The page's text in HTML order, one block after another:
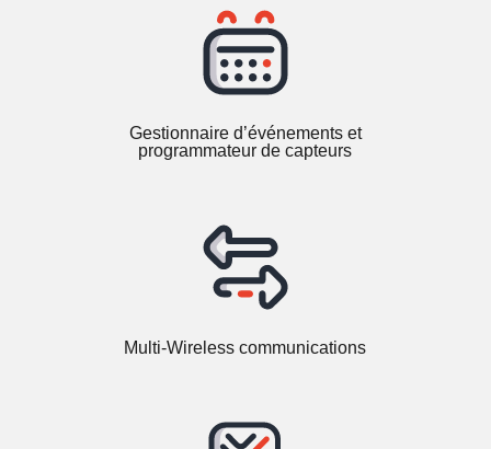
Gestionnaire d’événements et
programmateur de capteurs
Multi-Wireless communications